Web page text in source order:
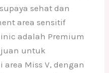
sehat dan
area sensitif
adalah Premium
untuk
Miss V, dengan